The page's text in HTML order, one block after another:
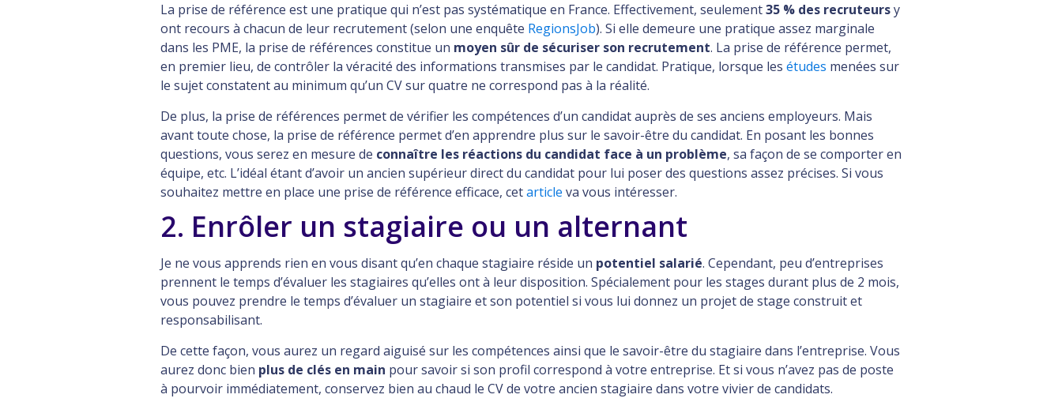
La prise de référence est une pratique qui n’est pas systématique en France. Effectivement, seulement35 % des recruteursy
ont recours à chacun de leur recrutement (selon une enquête RegionsJob). Si elle demeure une pratique assez marginale
dans les PME, la prise de références constitue un moyen sûr de sécuriser son recrutement. La prise de référence permet,
en premier lieu, de contrôler la véracité des informations transmises par le candidat. Pratique, lorsque les études menées sur
le sujet constatent au minimum qu’un CV sur quatre ne correspond pas à la réalité.
De plus, la prise de références permet de vérifier les compétences d’un candidat auprès de ses anciens employeurs. Mais
avant toute chose, la prise de référence permet d’en apprendre plus sur le savoir-être du candidat. En posant les bonnes
questions, vous serez en mesure de connaître les réactions du candidat face à un problème, sa façon de se comporter en
équipe, etc. L’idéal étant d’avoir un ancien supérieur direct du candidat pour lui poser des questions assez précises. Si vous
souhaitez mettre en place une prise de référence efficace, cetarticle va vous intéresser.
2. Enrôler un stagiaire ou un alternant
Je ne vous apprends rien en vous disant qu’en chaque stagiaire réside un potentiel salarié. Cependant, peu d’entreprises
prennent le temps d’évaluer les stagiaires qu’elles ont à leur disposition. Spécialement pour les stages durant plus de 2 mois,
vous pouvez prendre le temps d’évaluer un stagiaire et son potentiel si vous lui donnez un projet de stage construit et
responsabilisant.
De cette façon, vous aurez un regard aiguisé sur les compétences ainsi que le savoir-être du stagiaire dans l’entreprise. Vous
aurez donc bien plus de clés en main pour savoir si son profil correspond à votre entreprise. Et si vous n’avez pas de poste
à pourvoir immédiatement, conservez bien au chaud le CV de votre ancien stagiaire dans votre vivier de candidats.